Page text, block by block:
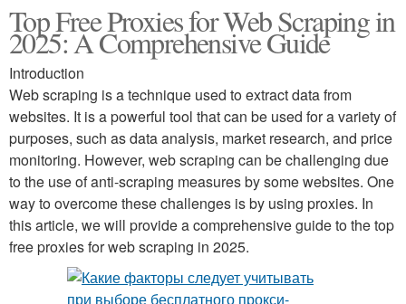
Top Free Proxies for Web Scraping in
2025: A Comprehensive Guide
Introduction
Web scraping is a technique used to extract data from
websites. It is a powerful tool that can be used for a variety of
purposes, such as data analysis, market research, and price
monitoring. However, web scraping can be challenging due
to the use of anti-scraping measures by some websites. One
way to overcome these challenges is by using proxies. In
this article, we will provide a comprehensive guide to the top
free proxies for web scraping in 2025.